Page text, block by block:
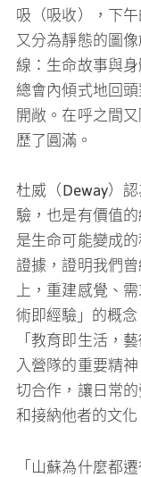
吸（吸收），下
又分為靜態的圖
線：生命故事與
總會內傾式地回
開敞。在呼之間
歷了圓滿。
杜威（Deway）
驗，也是有價值
是生命可能變成
證據，證明我們
上，重建感覺、
術即經驗」的概念
「教育即生活，
入營隊的重要精
切合作，讓日常
和接納他者的文化
「山蘇為什麼都